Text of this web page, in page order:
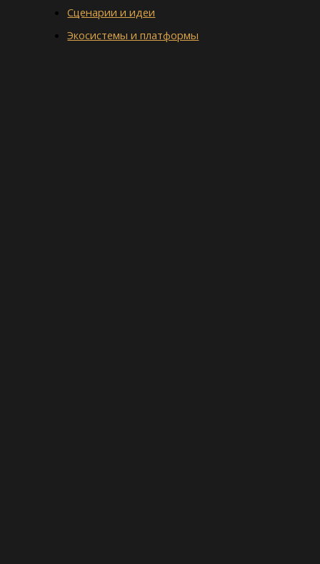
Сценарии и идеи
Экосистемы и платформы